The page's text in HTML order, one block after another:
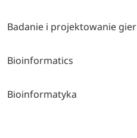
Badanie i projektowanie gier
Bioinformatics
Bioinformatyka